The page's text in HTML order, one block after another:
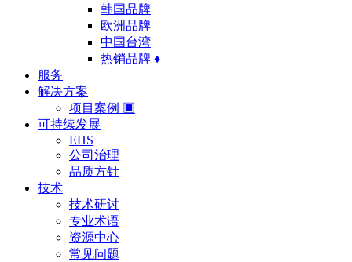
韩国品牌
欧洲品牌
中国台湾
热销品牌 ♦
服务
解决方案
项目案例 ▣
可持续发展
EHS
公司治理
品质方针
技术
技术研讨
专业术语
资源中心
常见问题